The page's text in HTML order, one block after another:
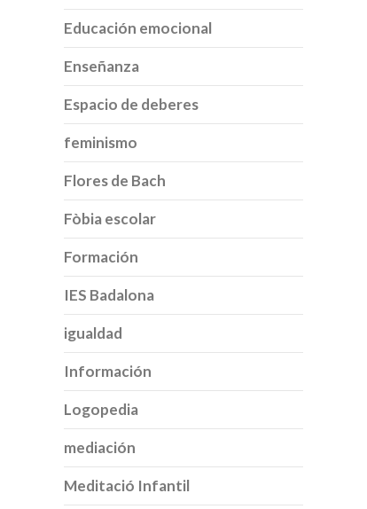
Educación emocional
Enseñanza
Espacio de deberes
feminismo
Flores de Bach
Fòbia escolar
Formación
IES Badalona
igualdad
Información
Logopedia
mediación
Meditació Infantil